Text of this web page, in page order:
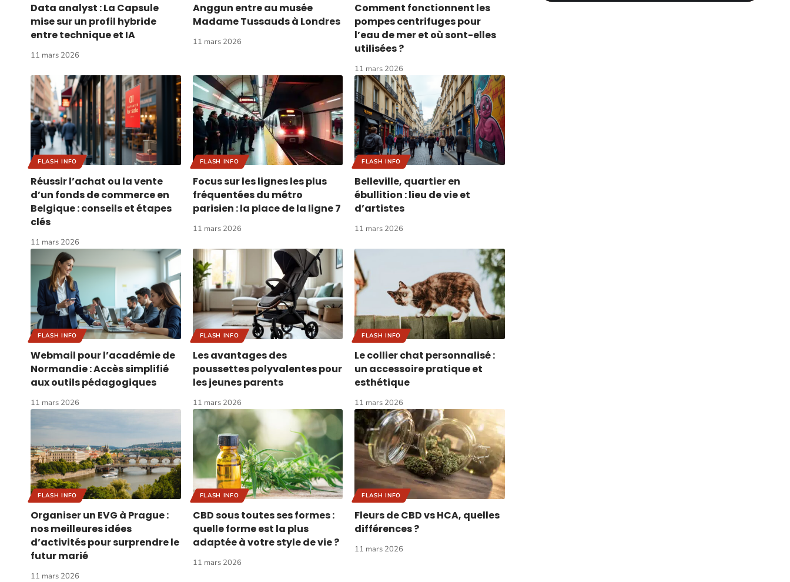
Data analyst : La Capsule
mise sur un profil hybride
entre technique et IA
11 mars 2026
Anggun entre au musée
Madame Tussauds à Londres
11 mars 2026
Comment fonctionnent les
pompes centrifuges pour
l’eau de mer et où sont-elles
utilisées ?
11 mars 2026
FLASH INFO
Réussir l’achat ou la vente
d’un fonds de commerce en
Belgique : conseils et étapes
clés
11 mars 2026
FLASH INFO
Focus sur les lignes les plus
fréquentées du métro
parisien : la place de la ligne 7
11 mars 2026
FLASH INFO
Belleville, quartier en
ébullition : lieu de vie et
d’artistes
11 mars 2026
FLASH INFO
Webmail pour l’académie de
Normandie : Accès simplifié
aux outils pédagogiques
11 mars 2026
FLASH INFO
Les avantages des
poussettes polyvalentes pour
les jeunes parents
11 mars 2026
FLASH INFO
Le collier chat personnalisé :
un accessoire pratique et
esthétique
11 mars 2026
FLASH INFO
Organiser un EVG à Prague :
nos meilleures idées
d’activités pour surprendre le
futur marié
11 mars 2026
FLASH INFO
CBD sous toutes ses formes :
quelle forme est la plus
adaptée à votre style de vie ?
11 mars 2026
FLASH INFO
Fleurs de CBD vs HCA, quelles
différences ?
11 mars 2026